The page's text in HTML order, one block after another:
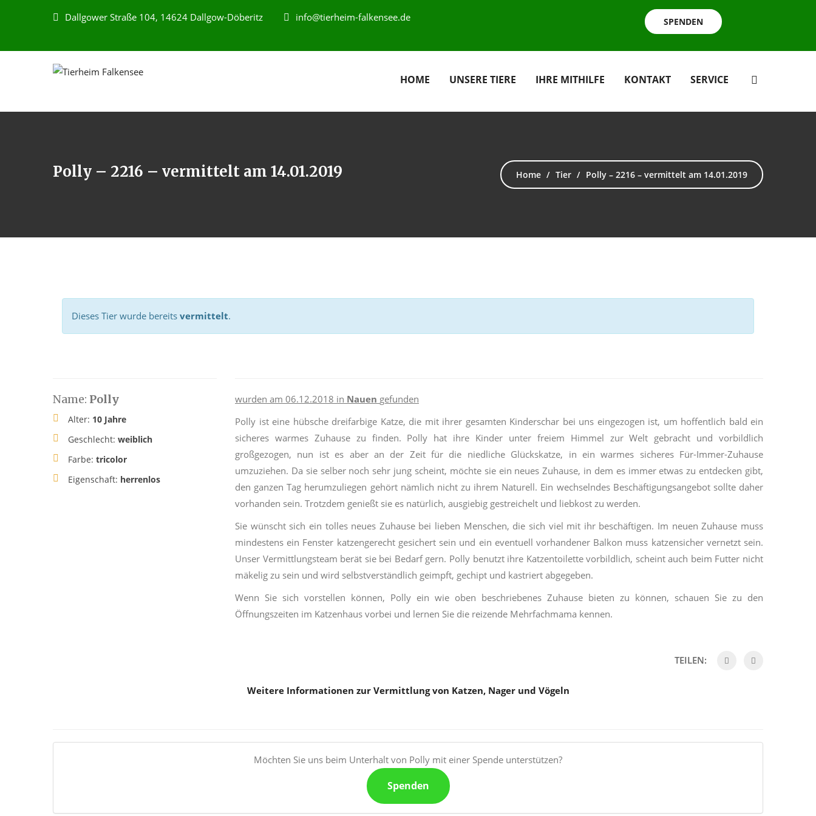
Dallgower Straße 104, 14624 Dallgow-Döberitz info@tierheim-falkensee.de SPENDEN
HOME UNSERE TIERE IHRE MITHILFE KONTAKT SERVICE
Polly – 2216 – vermittelt am 14.01.2019 Home Tier Polly – 2216 – vermittelt am 14.01.2019
Dieses Tier wurde bereits vermittelt.
Name: Polly
Alter: 10 Jahre
Geschlecht: weiblich
Farbe: tricolor
Eigenschaft: herrenlos
wurden am 06.12.2018 in Nauen gefunden
Polly ist eine hübsche dreifarbige Katze, die mit ihrer gesamten Kinderschar bei uns eingezogen ist, um hoffentlich bald ein
sicheres warmes Zuhause zu finden. Polly hat ihre Kinder unter freiem Himmel zur Welt gebracht und vorbildlich
großgezogen, nun ist es aber an der Zeit für die niedliche Glückskatze, in ein warmes sicheres Für-Immer-Zuhause
umzuziehen. Da sie selber noch sehr jung scheint, möchte sie ein neues Zuhause, in dem es immer etwas zu entdecken gibt,
den ganzen Tag herumzuliegen gehört nämlich nicht zu ihrem Naturell. Ein wechselndes Beschäftigungsangebot sollte daher
vorhanden sein. Trotzdem genießt sie es natürlich, ausgiebig gestreichelt und liebkost zu werden.
Sie wünscht sich ein tolles neues Zuhause bei lieben Menschen, die sich viel mit ihr beschäftigen. Im neuen Zuhause muss
mindestens ein Fenster katzengerecht gesichert sein und ein eventuell vorhandener Balkon muss katzensicher vernetzt sein.
Unser Vermittlungsteam berät sie bei Bedarf gern. Polly benutzt ihre Katzentoilette vorbildlich, scheint auch beim Futter nicht
mäkelig zu sein und wird selbstverständlich geimpft, gechipt und kastriert abgegeben.
Wenn Sie sich vorstellen können, Polly ein wie oben beschriebenes Zuhause bieten zu können, schauen Sie zu den
Öffnungszeiten im Katzenhaus vorbei und lernen Sie die reizende Mehrfachmama kennen.
TEILEN:
Weitere Informationen zur Vermittlung von Katzen, Nager und Vögeln
Möchten Sie uns beim Unterhalt von Polly mit einer Spende unterstützen?
Spenden